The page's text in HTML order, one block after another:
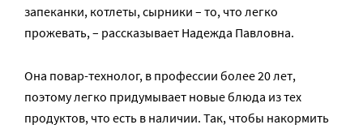
запеканки, котлеты, сырники – то, что легко
прожевать, – рассказывает Надежда Павловна.
Она повар-технолог, в профессии более 20 лет,
поэтому легко придумывает новые блюда из тех
продуктов, что есть в наличии. Так, чтобы накормить